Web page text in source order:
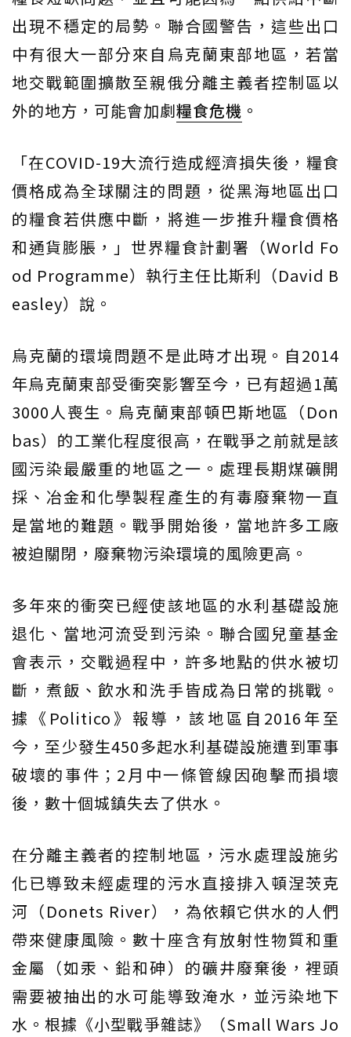
出現不穩定的局勢。聯合國警告，這些出口
中有很大一部分來自烏克蘭東部地區，若當
地交戰範圍擴散至親俄分離主義者控制區以
外的地方，可能會加劇糧食危機 。
「在COVID-19大流行造成經濟損失後，糧食
價格成為全球關注的問題，從黑海地區出口
的糧食若供應中斷，將進一步推升糧食價格
和通貨膨脹，」世界糧食計劃署（World Fo
od Programme）執行主任比斯利（David B
easley）說。
烏克蘭的環境問題不是此時才出現。自2014
年烏克蘭東部受衝突影響至今，已有超過1萬
3000人喪生。烏克蘭東部頓巴斯地區（Don
bas）的工業化程度很高，在戰爭之前就是該
國污染最嚴重的地區之一。處理長期煤礦開
採、冶金和化學製程產生的有毒廢棄物一直
是當地的難題。戰爭開始後，當地許多工廠
被迫關閉，廢棄物污染環境的風險更高。
多年來的衝突已經使該地區的水利基礎設施
退化、當地河流受到污染。聯合國兒童基金
會表示，交戰過程中，許多地點的供水被切
斷，煮飯、飲水和洗手皆成為日常的挑戰。
據《Politico》報導，該地區自2016年至
今，至少發生450多起水利基礎設施遭到軍事
破壞的事件；2月中一條管線因砲擊而損壞
後，數十個城鎮失去了供水。
在分離主義者的控制地區，污水處理設施劣
化已導致未經處理的污水直接排入頓涅茨克
河（Donets River），為依賴它供水的人們
帶來健康風險。數十座含有放射性物質和重
金屬（如汞、鉛和砷）的礦井廢棄後，裡頭
需要被抽出的水可能導致淹水，並污染地下
水。根據《小型戰爭雜誌》（Small Wars Jo